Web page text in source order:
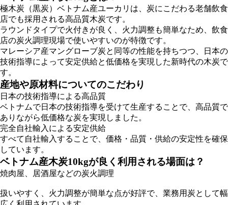
極木炭（黒炭）ベトナム産ユーカリは、炭にこだわる老舗飲食
店でも採用される高品質木炭です。
ラウンドタイプで火付きが良く、火力調整も簡単なため、飲食
店の炭火調理現場で使いやすいのが特徴です。
マレーシア産マングローブ炭と同等の性能を持ちつつ、日本の
技術指導によって安定供給と低価格を実現した新時代の木炭で
す。
産地や原材料についてのこだわり
日本の技術指導による高品質
ベトナムで日本の技術指導を受けて生産することで、高品質で
ありながら低価格な炭を実現しました。
完全自社輸入による安定供給
すべて自社輸入することで、価格・品質・供給の安定性を確保
しています。
ベトナム産木炭10kgが良く利用される場面は？
焼肉屋、居酒屋などの炭火調理
扱いやすく、火力調整が簡単な点が好評で、業務用炭として幅